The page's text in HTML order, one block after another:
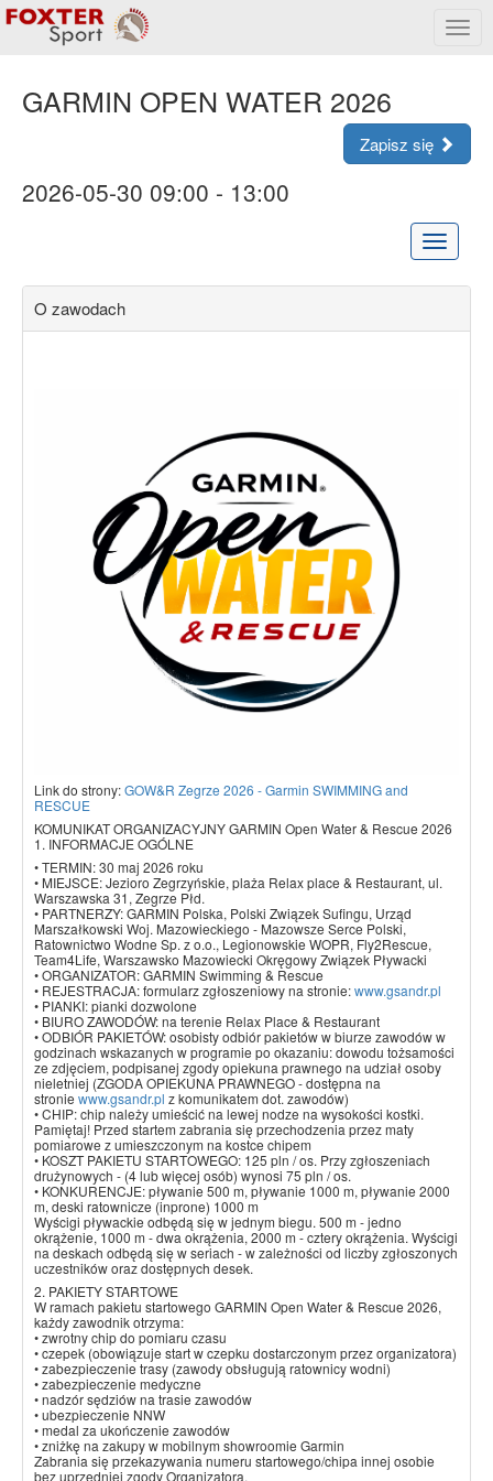
menu
GARMIN OPEN WATER 2026
Zapisz się
2026-05-30 09:00 - 13:00
Rozwiń
menu
O zawodach
Link do strony:GOW&R Zegrze 2026 - Garmin SWIMMING and
RESCUE
KOMUNIKAT ORGANIZACYJNY GARMIN Open Water & Rescue 2026
1. INFORMACJE OGÓLNE
• TERMIN: 30 maj 2026 roku
• MIEJSCE: Jezioro Zegrzyńskie, plaża Relax place & Restaurant, ul.
Warszawska 31, Zegrze Płd.
• PARTNERZY: GARMIN Polska, Polski Związek Sufingu, Urząd
Marszałkowski Woj. Mazowieckiego - Mazowsze Serce Polski,
Ratownictwo Wodne Sp. z o.o., Legionowskie WOPR, Fly2Rescue,
Team4Life, Warszawsko Mazowiecki Okręgowy Związek Pływacki
• ORGANIZATOR: GARMIN Swimming & Rescue
• REJESTRACJA: formularz zgłoszeniowy na stronie:www.gsandr.pl
• PIANKI: pianki dozwolone
• BIURO ZAWODÓW: na terenie Relax Place & Restaurant
• ODBIÓR PAKIETÓW: osobisty odbiór pakietów w biurze zawodów w
godzinach wskazanych w programie po okazaniu: dowodu tożsamości
ze zdjęciem, podpisanej zgody opiekuna prawnego na udział osoby
nieletniej (ZGODA OPIEKUNA PRAWNEGO - dostępna na
stronie www.gsandr.pl z komunikatem dot. zawodów)
• CHIP: chip należy umieścić na lewej nodze na wysokości kostki.
Pamiętaj! Przed startem zabrania się przechodzenia przez maty
pomiarowe z umieszczonym na kostce chipem
• KOSZT PAKIETU STARTOWEGO: 125 pln / os. Przy zgłoszeniach
drużynowych - (4 lub więcej osób) wynosi 75 pln / os.
• KONKURENCJE: pływanie 500 m, pływanie 1000 m, pływanie 2000
m, deski ratownicze (inprone) 1000 m
Wyścigi pływackie odbędą się w jednym biegu. 500 m - jedno
okrążenie, 1000 m - dwa okrążenia, 2000 m - cztery okrążenia. Wyścigi
na deskach odbędą się w seriach - w zależności od liczby zgłoszonych
uczestników oraz dostępnych desek.
2. PAKIETY STARTOWE
W ramach pakietu startowego GARMIN Open Water & Rescue 2026,
każdy zawodnik otrzyma:
• zwrotny chip do pomiaru czasu
• czepek (obowiązuje start w czepku dostarczonym przez organizatora)
• zabezpieczenie trasy (zawody obsługują ratownicy wodni)
• zabezpieczenie medyczne
• nadzór sędziów na trasie zawodów
• ubezpieczenie NNW
• medal za ukończenie zawodów
• zniżkę na zakupy w mobilnym showroomie Garmin
Zabrania się przekazywania numeru startowego/chipa innej osobie
bez uprzedniej zgody Organizatora.